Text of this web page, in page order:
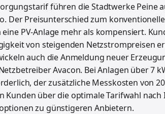
führen die Stadtwerke Peine
Der Preisunterschied zum
PV-Anlage mehr als kompensiert.
von steigenden Netzstrompreisen
auch die Anmeldung neuer
Avacon. Bei Anlagen über 7
der zusätzliche Messkosten von
Kunden über die optimale Tarifwahl
zu günstigeren Anbietern.